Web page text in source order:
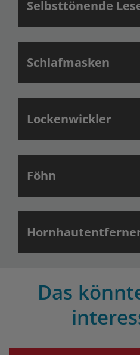
Selbsttönende
Schlafmasken
Lockenwickler
Föhn
Das